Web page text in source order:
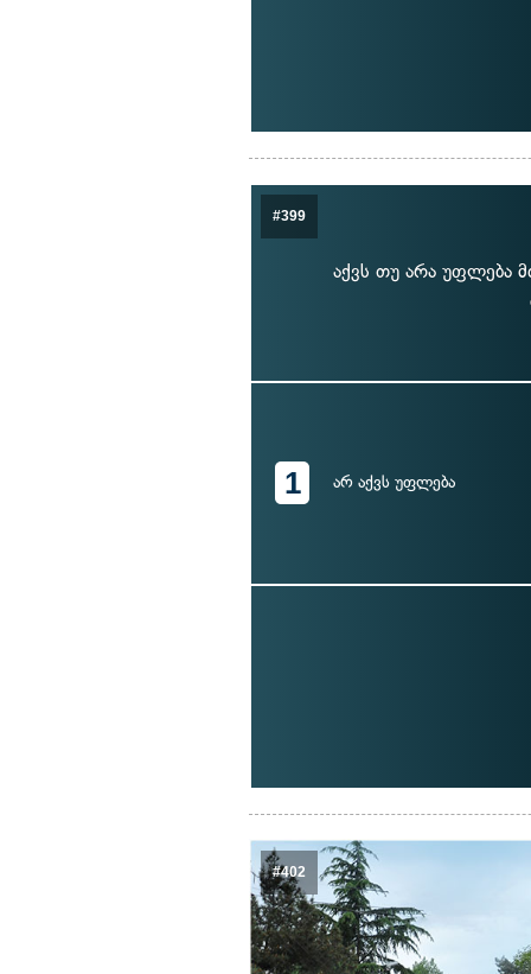
#399
აქვს თუ არა უფლება
1 არ აქვს უფლება
#402